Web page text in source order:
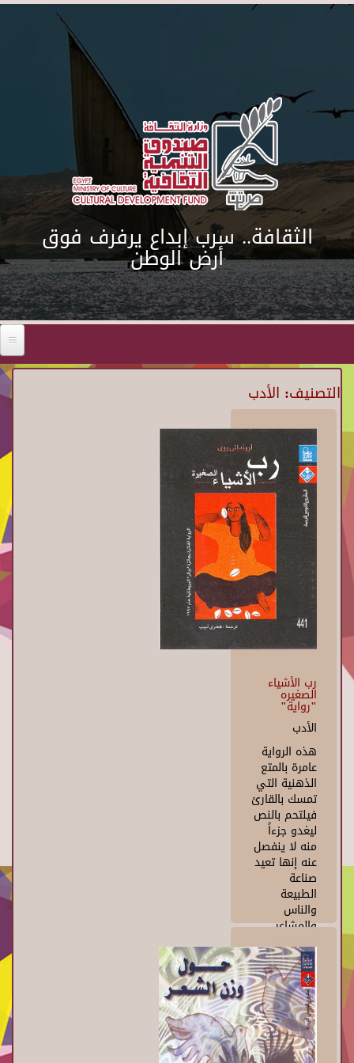
Skip to main content
الثقافة.. سرب إبداع يرفرف فوق
أرض الوطن
التصنيف: الأدب
رب الأشياء
الصغيره
"رواية"
الأدب
هذه الرواية
عامرة بالمتع
الذهنية التي
تمسك بالقارئ
فيلتحم بالنص
ليغدو جزءاً
منه لا ينفصل
عنه إنها تعيد
صناعة
الطبيعة
والناس
والمشاعر
وتطليها
بألوان رؤاها
وتعيد
تشكيلها
فتبدو متحركة
صاخبة أو
هادئة لكنها
أبداً لن تكون